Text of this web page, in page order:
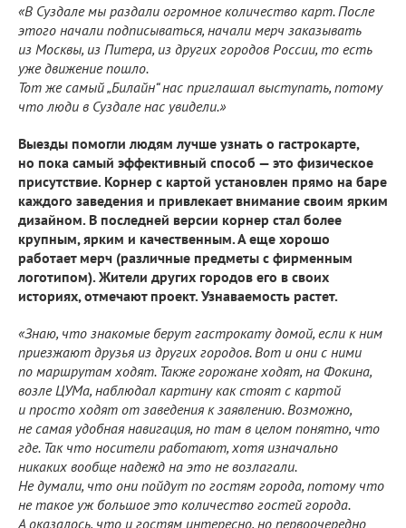
«В Суздале мы раздали огромное количество карт. После
этого начали подписываться, начали мерч заказывать
из Москвы, из Питера, из других городов России, то есть
уже движение пошло.
Тот же самый „Билайн“ нас приглашал выступать, потому
что люди в Суздале нас увидели.»
Выезды помогли людям лучше узнать о гастрокарте,
но пока самый эффективный способ — это физическое
присутствие. Корнер с картой установлен прямо на баре
каждого заведения и привлекает внимание своим ярким
дизайном. В последней версии корнер стал более
крупным, ярким и качественным. А еще хорошо
работает мерч (различные предметы с фирменным
логотипом). Жители других городов его в своих
историях, отмечают проект. Узнаваемость растет.
«Знаю, что знакомые берут гастрокату домой, если к ним
приезжают друзья из других городов. Вот и они с ними
по маршрутам ходят. Также горожане ходят, на Фокина,
возле ЦУМа, наблюдал картину как стоят с картой
и просто ходят от заведения к заявлению. Возможно,
не самая удобная навигация, но там в целом понятно, что
где. Так что носители работают, хотя изначально
никаких вообще надежд на это не возлагали.
Не думали, что они пойдут по гостям города, потому что
не такое уж большое это количество гостей города.
А оказалось, что и гостям интересно, но первоочередно